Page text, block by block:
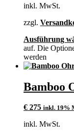
inkl. MwSt.
zzgl.
Ausführung
auf. Die
werden
Bamboo
€ 275 inkl. 19%
inkl. MwSt.